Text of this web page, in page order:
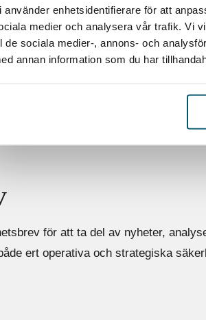
använder enhetsidentifierare för att
medier och analysera vår trafik. Vi
de sociala medier-, annons- och
annan information som du har
Livsmedelsverket
ger konkret stöd
delar av
för att ta del av nyheter,
ert operativa och strategiska